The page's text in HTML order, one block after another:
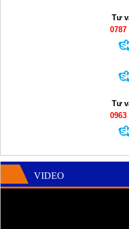
Tư
0787
Tư
0963
VIDEO